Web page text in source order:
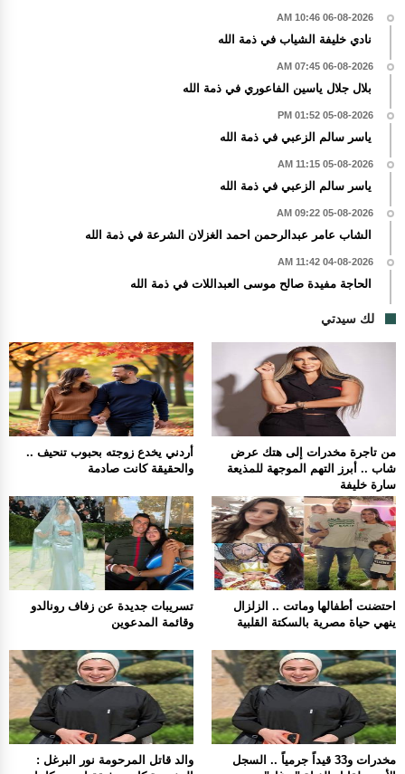
06-08-2026 10:46 AM
نادي خليفة الشياب في ذمة الله
06-08-2026 07:45 AM
بلال جلال ياسين الفاعوري في ذمة الله
05-08-2026 01:52 PM
ياسر سالم الزعبي في ذمة الله
05-08-2026 11:15 AM
ياسر سالم الزعبي في ذمة الله
05-08-2026 09:22 AM
الشاب عامر عبدالرحمن احمد الغزلان الشرعة في ذمة الله
04-08-2026 11:42 AM
الحاجة مفيدة صالح موسى العبداللات في ذمة الله
لك سيدتي
أردني يخدع زوجته بحبوب تنحيف ..
والحقيقة كانت صادمة
من تاجرة مخدرات إلى هتك عرض
شاب .. أبرز التهم الموجهة للمذيعة
سارة خليفة
تسريبات جديدة عن زفاف رونالدو
وقائمة المدعوين
احتضنت أطفالها وماتت .. الزلزال
ينهي حياة مصرية بالسكتة القلبية
والد قاتل المرحومة نور البرغل :
مخدرات و33 قيداً جرمياً .. السجل